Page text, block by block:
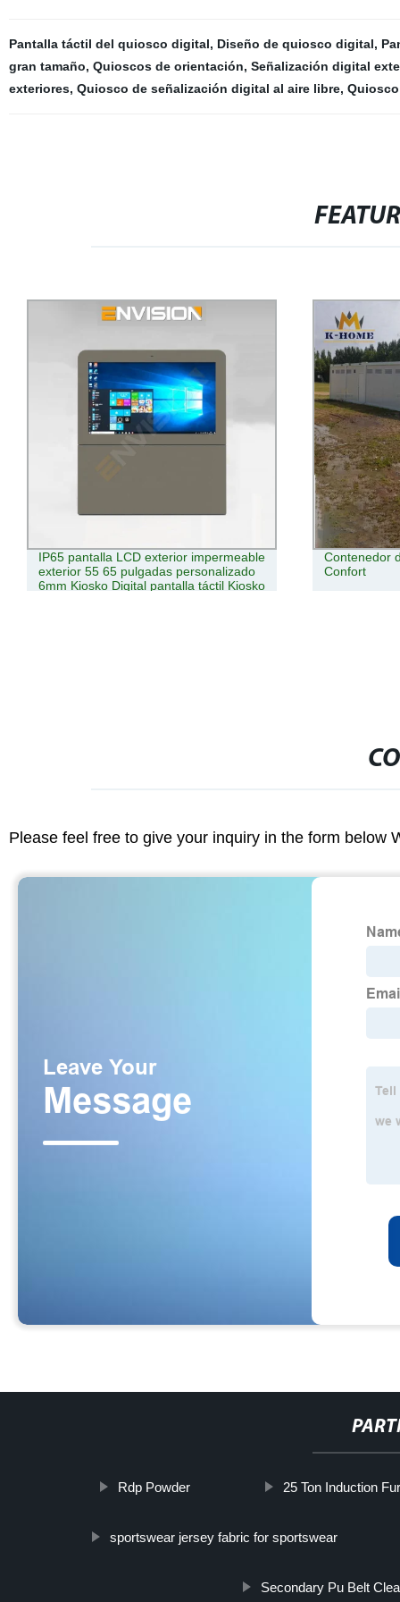
Pantalla táctil del quiosco digital, Diseño de quiosco digital,
gran tamaño, Quioscos de orientación, Señalización digital
exteriores, Quiosco de señalización digital al aire libre,
Contenedor de 20 pies las habitaciones
Confort
Pantalla
reproductor
Please feel free to give your inquiry in the form below
Rdp Powder 25 Ton Induction
sportswear jersey fabric for sportswear
Secondary Pu Belt